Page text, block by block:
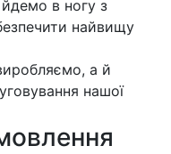
в ногу з
найвищу
а й
нашої